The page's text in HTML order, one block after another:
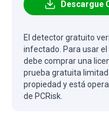
Descargue
El detector gratuito
infectado. Para usar
debe comprar una
prueba gratuita
propiedad y está
de PCRisk.